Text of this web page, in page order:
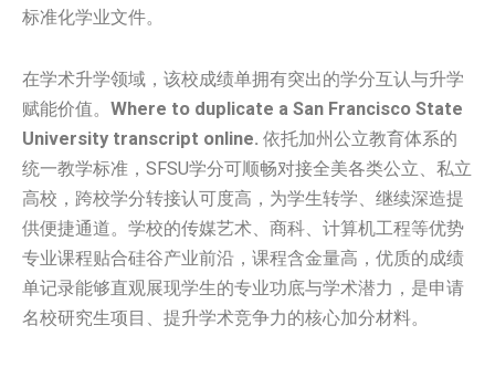
标准化学业文件。
在学术升学领域，该校成绩单拥有突出的学分互认与升学
赋能价值。 Where to duplicate a San Francisco State
University transcript online. 依托加州公立教育体系的
统一教学标准，SFSU学分可顺畅对接全美各类公立、私立
高校，跨校学分转接认可度高，为学生转学、继续深造提
供便捷通道。学校的传媒艺术、商科、计算机工程等优势
专业课程贴合硅谷产业前沿，课程含金量高，优质的成绩
单记录能够直观展现学生的专业功底与学术潜力，是申请
名校研究生项目、提升学术竞争力的核心加分材料。